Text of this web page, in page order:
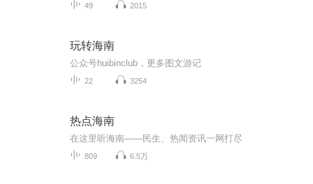
49 2015
玩转海南
公众号huibinclub，更多图文游记
22 3254
热点海南
在这里听海南——民生、热闻资讯一网打尽
809 6.5万